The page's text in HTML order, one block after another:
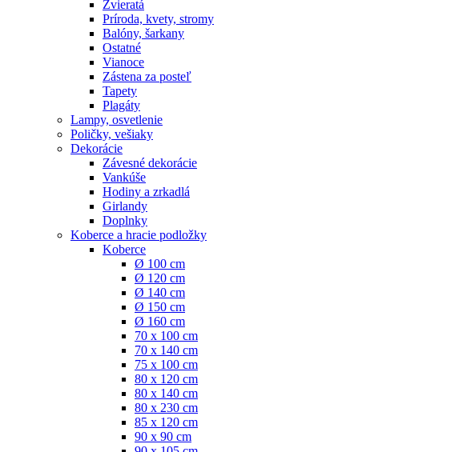
Zvieratá
Príroda, kvety, stromy
Balóny, šarkany
Ostatné
Vianoce
Zástena za posteľ
Tapety
Plagáty
Lampy, osvetlenie
Poličky, vešiaky
Dekorácie
Závesné dekorácie
Vankúše
Hodiny a zrkadlá
Girlandy
Doplnky
Koberce a hracie podložky
Koberce
Ø 100 cm
Ø 120 cm
Ø 140 cm
Ø 150 cm
Ø 160 cm
70 x 100 cm
70 x 140 cm
75 x 100 cm
80 x 120 cm
80 x 140 cm
80 x 230 cm
85 x 120 cm
90 x 90 cm